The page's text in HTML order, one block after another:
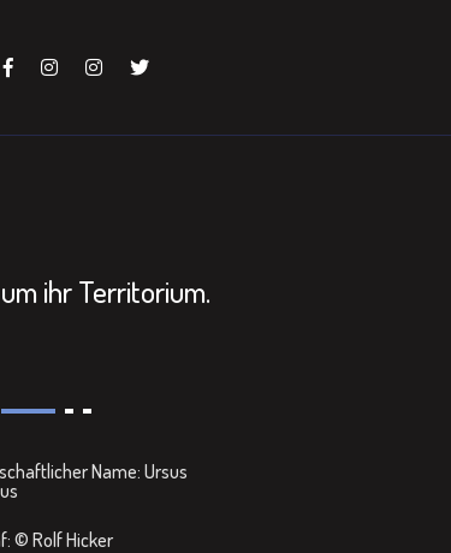
ihr Territorium.
Name: Ursus
© Rolf Hicker